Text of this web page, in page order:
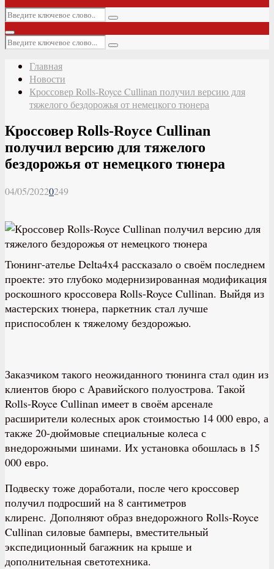
Искать:
Поиск
Основное
меню
Искать:
Поиск
Главная
Новости
Кроссовер Rolls-Royce Cullinan получил версию для
тяжелого бездорожья от немецкого тюнера
Кроссовер Rolls-Royce Cullinan
получил версию для тяжелого
бездорожья от немецкого тюнера
04/05/20220249
Тюнинг-ателье Delta4x4 рассказало о своём последнем
проекте: это глубоко модернизированная модификация
роскошного кроссовера Rolls-Royce Cullinan. Выйдя из
мастерских тюнера, паркетник стал лучше
приспособлен к тяжелому бездорожью.
Заказчиком такого неожиданного тюнинга стал один из
клиентов бюро с Аравийского полуострова. Такой
Rolls-Royce Cullinan имеет в своём арсенале
расширители колесных арок стоимостью 14 000 евро, а
также 20-дюймовые специальные колеса с
внедорожными шинами. Их установка обошлась в 15
000 евро.
Подвеску тоже доработали, после чего кроссовер
получил подросший на 8 сантиметров
клиренс. Дополняют образ внедорожного Rolls-Royce
Cullinan силовые бамперы, вместительный
экспедиционный багажник на крыше и
дополнительная светотехника.